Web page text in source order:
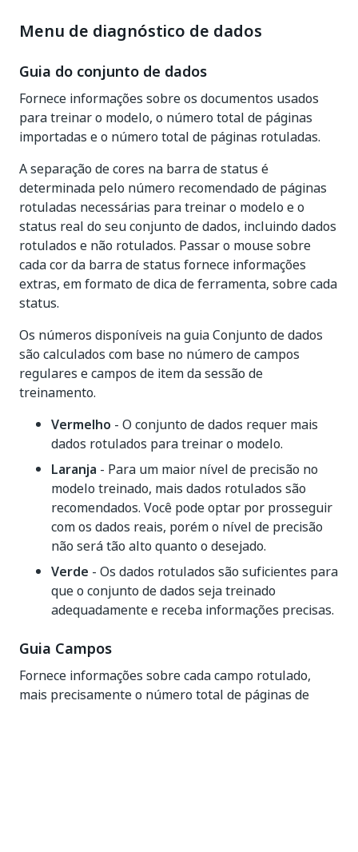
Menu de diagnóstico de dados
Guia do conjunto de dados
Fornece informações sobre os documentos usados
para treinar o modelo, o número total de páginas
importadas e o número total de páginas rotuladas.
A separação de cores na barra de status é
determinada pelo número recomendado de páginas
rotuladas necessárias para treinar o modelo e o
status real do seu conjunto de dados, incluindo dados
rotulados e não rotulados. Passar o mouse sobre
cada cor da barra de status fornece informações
extras, em formato de dica de ferramenta, sobre cada
status.
Os números disponíveis na guia Conjunto de dados
são calculados com base no número de campos
regulares e campos de item da sessão de
treinamento.
Vermelho - O conjunto de dados requer mais
dados rotulados para treinar o modelo.
Laranja - Para um maior nível de precisão no
modelo treinado, mais dados rotulados são
recomendados. Você pode optar por prosseguir
com os dados reais, porém o nível de precisão
não será tão alto quanto o desejado.
Verde - Os dados rotulados são suficientes para
que o conjunto de dados seja treinado
adequadamente e receba informações precisas.
Guia Campos
Fornece informações sobre cada campo rotulado,
mais precisamente o número total de páginas de